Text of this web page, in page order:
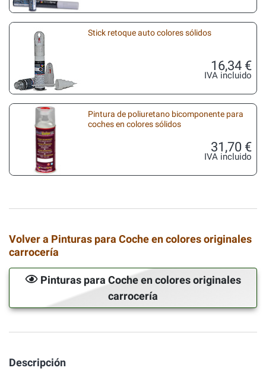
Stick retoque auto colores sólidos
16,34 €
IVA incluido
Pintura de poliuretano bicomponente para
coches en colores sólidos
31,70 €
IVA incluido
Volver a Pinturas para Coche en colores originales
carrocería
Pinturas para Coche en colores originales
carrocería
Descripción